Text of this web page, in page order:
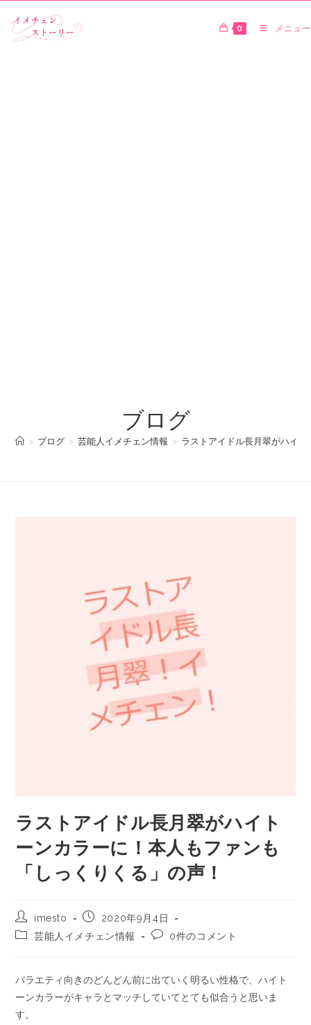
0 メニュー
ブログ
> ブログ > 芸能人イメチェン情報 > ラストアイドル長月翠がハイ
ラストアイドル長月翠がハイト
ーンカラーに！本人もファンも
「しっくりくる」の声！
imesto
2020年9月4日
芸能人イメチェン情報
0件のコメント
バラエティ向きのどんどん前に出ていく明るい性格で、ハイト
ーンカラーがキャラとマッチしていてとても似合うと思いま
す。